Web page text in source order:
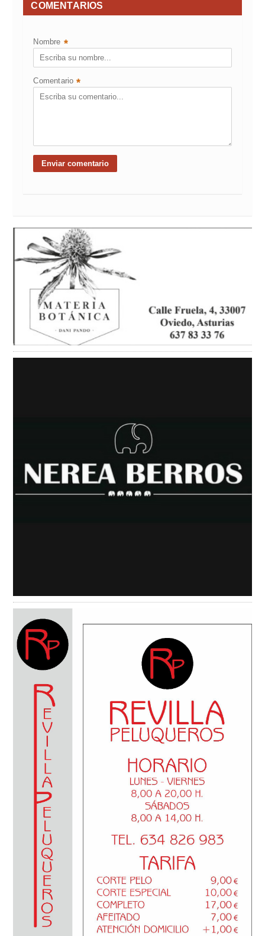
COMENTARIOS
Nombre *
Comentario *